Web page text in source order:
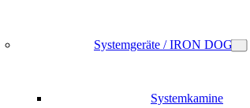
Systemgeräte / IRON DOG
Systemkamine